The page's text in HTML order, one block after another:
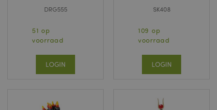
DRG555
51 op
voorraad
LOGIN
SK408
109 op
voorraad
LOGIN